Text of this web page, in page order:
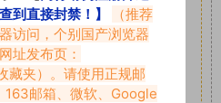
享。
应下载对应的软件操作，
；苹果：解压专家
查看站内帮助中心！
到直接封禁！】
（推荐
访问，个别国产浏览器
址发布页：
藏夹）。请使用正规邮
163邮箱、微软、Google